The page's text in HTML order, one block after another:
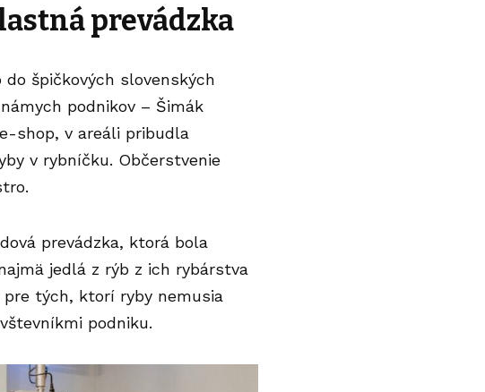
prevádzka
špičkových slovenských
podnikov – Šimák
shop, v areáli pribudla
v rybníčku. Občerstvenie
prevádzka, ktorá bola
jedlá z rýb z ich rybárstva
tých, ktorí ryby nemusia
podniku.